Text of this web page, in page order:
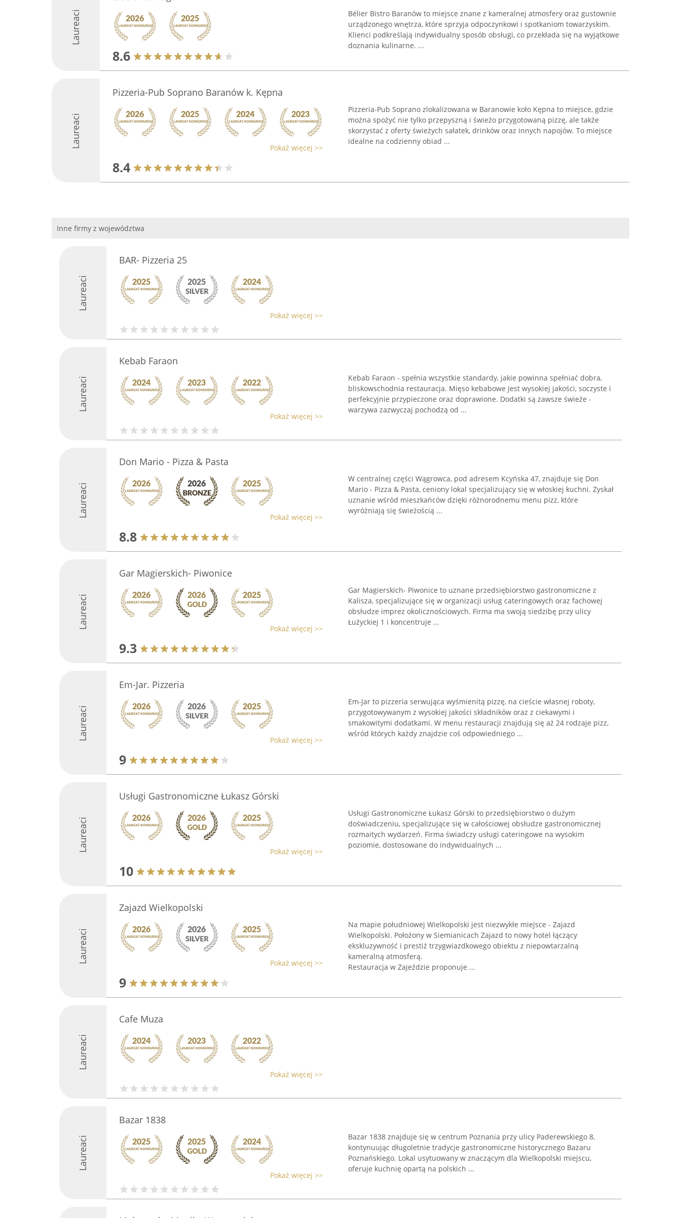
Laureaci
8.6
Bélier Bistro Baranów to miejsce znane z kameralnej atmosfery oraz gustownie
urządzonego wnętrza, które sprzyja odpoczynkowi i spotkaniom towarzyskim.
Klienci podkreślają indywidualny sposób obsługi, co przekłada się na wyjątkowe
doznania kulinarne. ...
Laureaci
Pizzeria-Pub Soprano Baranów k. Kępna
Pokaż więcej >>
8.4
Pizzeria-Pub Soprano zlokalizowana w Baranowie koło Kępna to miejsce, gdzie
można spożyć nie tylko przepyszną i świeżo przygotowaną pizzę, ale także
skorzystać z oferty świeżych sałatek, drinków oraz innych napojów. To miejsce
idealne na codzienny obiad ...
Inne firmy z województwa
Laureaci
BAR- Pizzeria 25
Pokaż więcej >>
Laureaci
Kebab Faraon
Pokaż więcej >>
Kebab Faraon - spełnia wszystkie standardy, jakie powinna spełniać dobra,
bliskowschodnia restauracja. Mięso kebabowe jest wysokiej jakości, soczyste i
perfekcyjnie przypieczone oraz doprawione. Dodatki są zawsze świeże -
warzywa zazwyczaj pochodzą od ...
Laureaci
Don Mario - Pizza & Pasta
Pokaż więcej >>
8.8
W centralnej części Wągrowca, pod adresem Kcyńska 47, znajduje się Don
Mario - Pizza & Pasta, ceniony lokal specjalizujący się w włoskiej kuchni. Zyskał
uznanie wśród mieszkańców dzięki różnorodnemu menu pizz, które
wyróżniają się świeżością ...
Laureaci
Gar Magierskich- Piwonice
Pokaż więcej >>
9.3
Gar Magierskich- Piwonice to uznane przedsiębiorstwo gastronomiczne z
Kalisza, specjalizujące się w organizacji usług cateringowych oraz fachowej
obsłudze imprez okolicznościowych. Firma ma swoją siedzibę przy ulicy
Łużyckiej 1 i koncentruje ...
Laureaci
Em-Jar. Pizzeria
Pokaż więcej >>
9
Em-Jar to pizzeria serwująca wyśmienitą pizzę, na cieście własnej roboty,
przygotowywanym z wysokiej jakości składników oraz z ciekawymi i
smakowitymi dodatkami. W menu restauracji znajdują się aż 24 rodzaje pizz,
wśród których każdy znajdzie coś odpowiedniego ...
Laureaci
Usługi Gastronomiczne Łukasz Górski
Pokaż więcej >>
10
Usługi Gastronomiczne Łukasz Górski to przedsiębiorstwo o dużym
doświadczeniu, specjalizujące się w całościowej obsłudze gastronomicznej
rozmaitych wydarzeń. Firma świadczy usługi cateringowe na wysokim
poziomie, dostosowane do indywidualnych ...
Laureaci
Zajazd Wielkopolski
Pokaż więcej >>
9
Na mapie południowej Wielkopolski jest niezwykłe miejsce - Zajazd
Wielkopolski. Położony w Siemianicach Zajazd to nowy hotel łączący
ekskluzywność i prestiż trzygwiazdkowego obiektu z niepowtarzalną
kameralną atmosferą.
Restauracja w Zajeździe proponuje ...
Laureaci
Cafe Muza
Pokaż więcej >>
Laureaci
Bazar 1838
Pokaż więcej >>
Bazar 1838 znajduje się w centrum Poznania przy ulicy Paderewskiego 8,
kontynuując długoletnie tradycje gastronomiczne historycznego Bazaru
Poznańskiego. Lokal usytuowany w znaczącym dla Wielkopolski miejscu,
oferuje kuchnię opartą na polskich ...